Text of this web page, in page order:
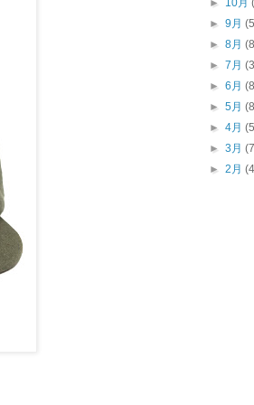
► 10月
►9月
►8月
►7月
►6月
►5月
►4月
►3月
►2月